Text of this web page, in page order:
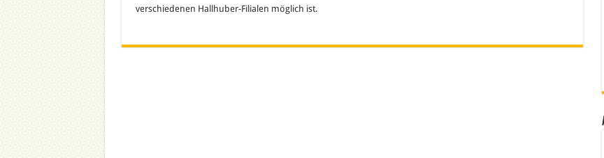
verschiedenen Hallhuber-Filialen möglich ist.